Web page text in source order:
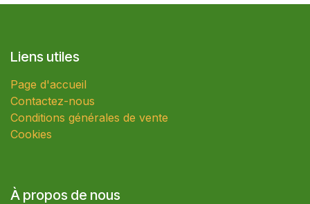
Liens utiles
Page d'accueil
Contactez-nous
Conditions générales de vente
Cookies
À propos de nous